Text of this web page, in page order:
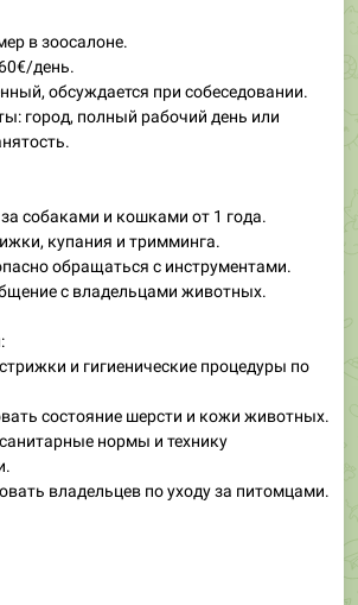
в зоосалоне.
60€/день.
обсуждается при собеседовании.
город, полный рабочий день или
собаками и кошками от 1 года.
купания и тримминга.
обращаться с инструментами.
с владельцами животных.
и гигиенические процедуры по
состояние шерсти и кожи животных.
нормы и технику
владельцев по уходу за питомцами.